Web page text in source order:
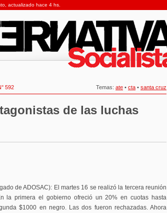
actualizado hace 4 hs.
592 Temas: ate • cta • santa cruz
de las luchas
de ADOSAC): El martes 16 se realizó la tercera reunión
la primera el gobierno ofreció un 20% en cuotas hasta
$1000 en negro. Las dos fueron rechazadas. Ahora